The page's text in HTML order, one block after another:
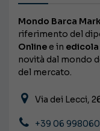
Mondo Barca
riferimento del
Online e in edicola
novità dal mondo
del mercato.
Via dei Lecci,
+39 06